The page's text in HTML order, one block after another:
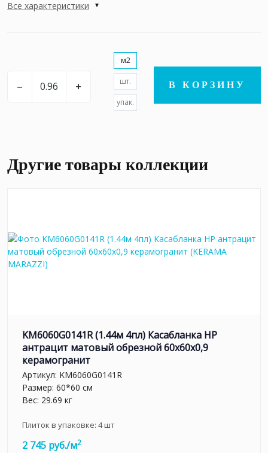
Все характеристики
– +
м2
шт.
упак.
В КОРЗИНУ
Другие товары коллекции
KM6060G0141R (1.44м 4пл) Касабланка HP
антрацит матовый обрезной 60x60x0,9
керамогранит
Артикул: KM6060G0141R
Размер: 60*60 см
Вес: 29.69 кг
Плиток в упаковке: 4шт
2 745 руб./м2